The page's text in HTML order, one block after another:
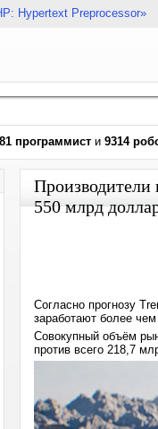
Hypertext Preprocessor»
программист и 9314
Производители
550 млрд
Согласно прогнозу
заработают более
Совокупный объём
против всего 218,7